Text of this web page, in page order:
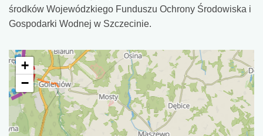
środków Wojewódzkiego Funduszu Ochrony Środowiska i
Gospodarki Wodnej w Szczecinie.
+
−